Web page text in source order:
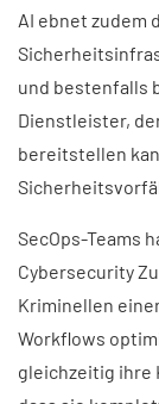
AI ebnet zudem
und bestenfalls
Dienstleister,
bereitstellen
SecOps-Teams
Cybersecurity
Kriminellen
Workflows
gleichzeitig ihre